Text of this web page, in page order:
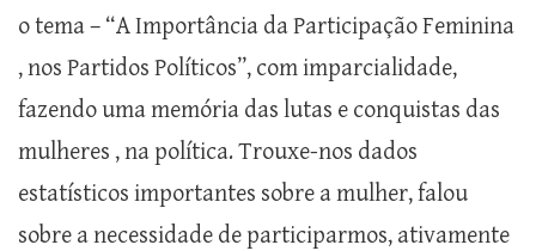
o tema – “A Importância da Participação Feminina
, nos Partidos Políticos”, com imparcialidade,
fazendo uma memória das lutas e conquistas das
mulheres , na política. Trouxe-nos dados
estatísticos importantes sobre a mulher, falou
sobre a necessidade de participarmos, ativamente